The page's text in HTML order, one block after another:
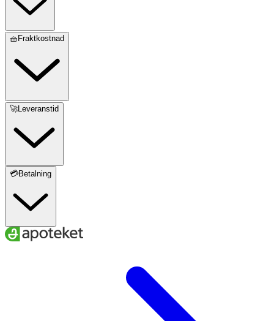
🧺Fraktkostnad
🚀Leveranstid
💳Betalning